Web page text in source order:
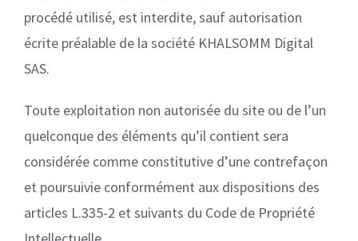
procédé utilisé, est interdite, sauf autorisation
écrite préalable de la société KHALSOMM Digital
SAS.
Toute exploitation non autorisée du site ou de l’un
quelconque des éléments qu’il contient sera
considérée comme constitutive d’une contrefaçon
et poursuivie conformément aux dispositions des
articles L.335-2 et suivants du Code de Propriété